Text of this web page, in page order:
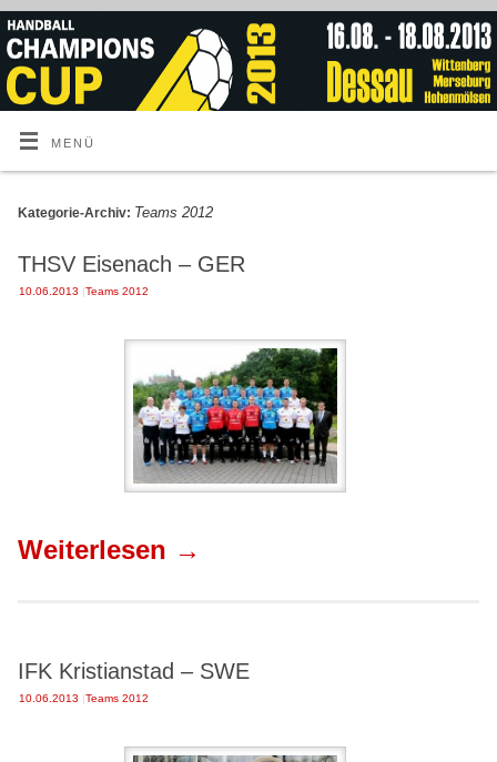
MENÜ
Kategorie-Archiv: Teams 2012
THSV Eisenach – GER
10.06.2013 |Teams 2012
Weiterlesen →
IFK Kristianstad – SWE
10.06.2013 |Teams 2012